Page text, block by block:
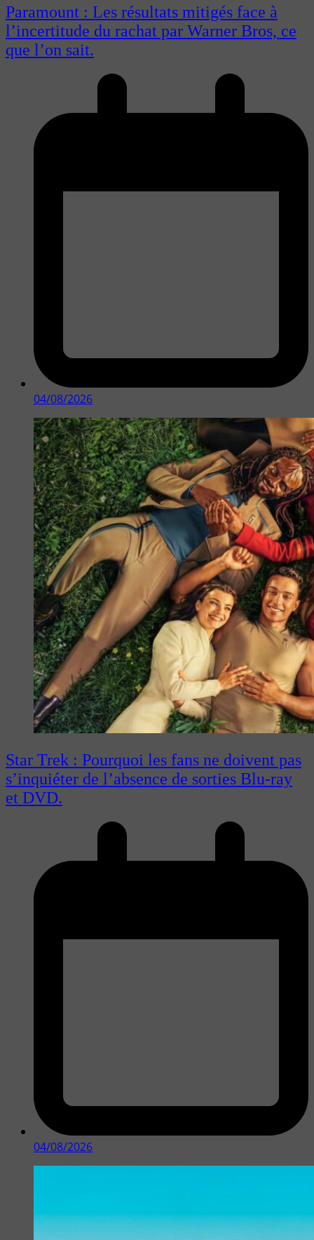
Paramount : Les résultats mitigés face à
l’incertitude du rachat par Warner Bros, ce
que l’on sait.
04/08/2026
Star Trek : Pourquoi les fans ne doivent pas
s’inquiéter de l’absence de sorties Blu-ray
et DVD.
04/08/2026